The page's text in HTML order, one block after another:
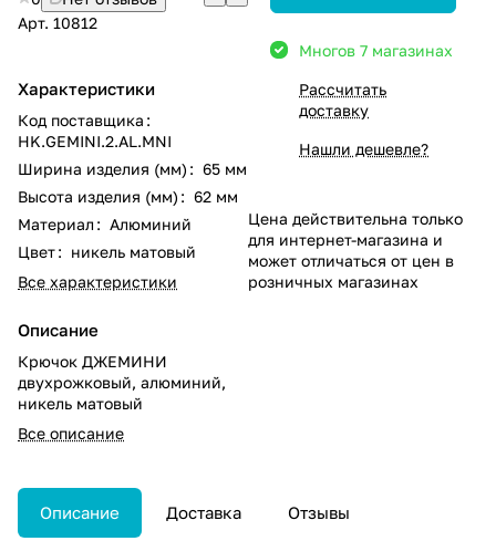
Арт. 10812
Характеристики
Код поставщика :
HK.GEMINI.2.AL.MNI
Ширина изделия (мм) : 65 мм
Высота изделия (мм) : 62 мм
Материал : Алюминий
Цвет: никель матовый
Все характеристики
Описание
Крючок ДЖЕМИНИ
двухрожковый, алюминий,
никель матовый
Все описание
Многов 7 магазинах
Рассчитать
доставку
Нашли дешевле?
Цена действительна только
для интернет-магазина и
может отличаться от цен в
розничных магазинах
Описание Доставка Отзывы